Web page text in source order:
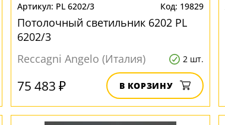
PL 6202/3 19829
Потолочный светильник 6202 PL
6202/3
Reccagni Angelo (Италия)
2 шт.
75 483 ₽ В КОРЗИНУ